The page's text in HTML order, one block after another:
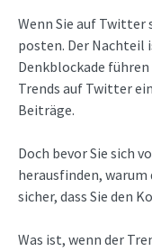
Wenn Sie auf Twitter
posten. Der Nachteil
Denkblockade
Trends auf Twitter
Beiträge.
Doch bevor Sie sich
herausfinden,
sicher, dass Sie den
Was ist, wenn der